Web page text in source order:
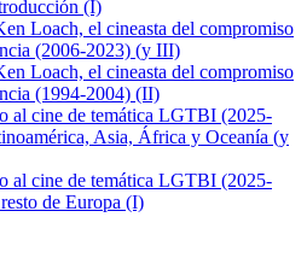
(I)
Loach, el cineasta del compromiso
(2006-2023) (y III)
Loach, el cineasta del compromiso
(1994-2004) (II)
al cine de temática LGTBI (2025-
Asia, África y Oceanía (y
al cine de temática LGTBI (2025-
de Europa (I)